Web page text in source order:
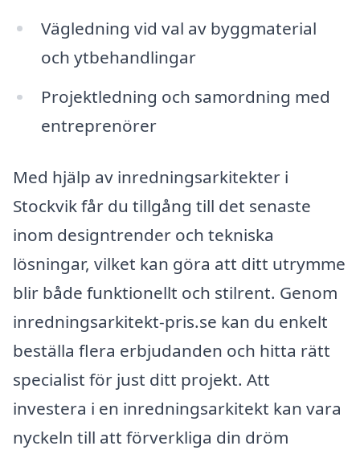
Vägledning vid val av byggmaterial
och ytbehandlingar
Projektledning och samordning med
entreprenörer
Med hjälp av inredningsarkitekter i
Stockvik får du tillgång till det senaste
inom designtrender och tekniska
lösningar, vilket kan göra att ditt utrymme
blir både funktionellt och stilrent. Genom
inredningsarkitekt-pris.se kan du enkelt
beställa flera erbjudanden och hitta rätt
specialist för just ditt projekt. Att
investera i en inredningsarkitekt kan vara
nyckeln till att förverkliga din dröm